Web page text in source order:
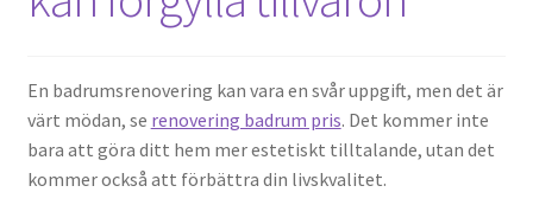
En badrumsrenovering kan vara en svår uppgift, men det är
värt mödan, se renovering badrum pris. Det kommer inte
bara att göra ditt hem mer estetiskt tilltalande, utan det
kommer också att förbättra din livskvalitet.